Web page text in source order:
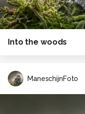
Into the woods
ManeschijnFoto